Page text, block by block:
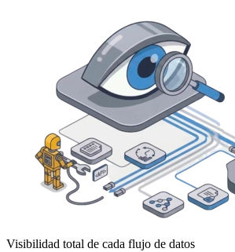
Visibilidad total de cada flujo de datos